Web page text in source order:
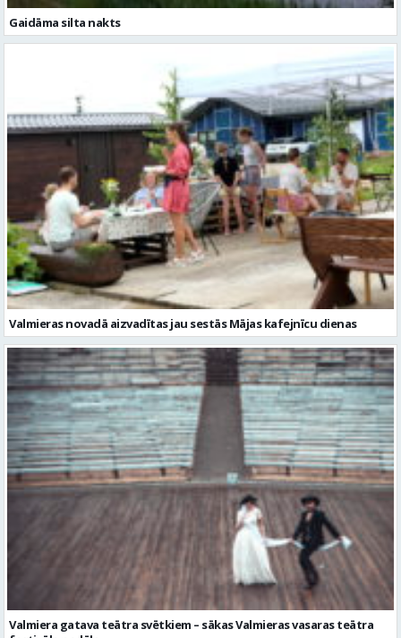
Valmieras novadā aizvadītas jau sestās Mājas kafejnīcu dienas
Valmiera gatava teātra svētkiem – sākas Valmieras vasaras teātra
festivāla nedēļa